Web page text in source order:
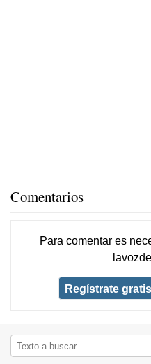
Comentarios
Para comentar es
Regístrate gratis